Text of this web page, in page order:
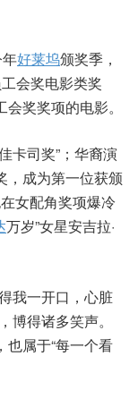
好莱坞颁奖季，
会奖电影类奖
奖奖项的电影。
卡司奖”；华裔演
，成为第一位获颁
女配角奖项爆冷
万岁”女星安吉拉·
我一开口，心脏
博得诸多笑声。
属于“每一个看